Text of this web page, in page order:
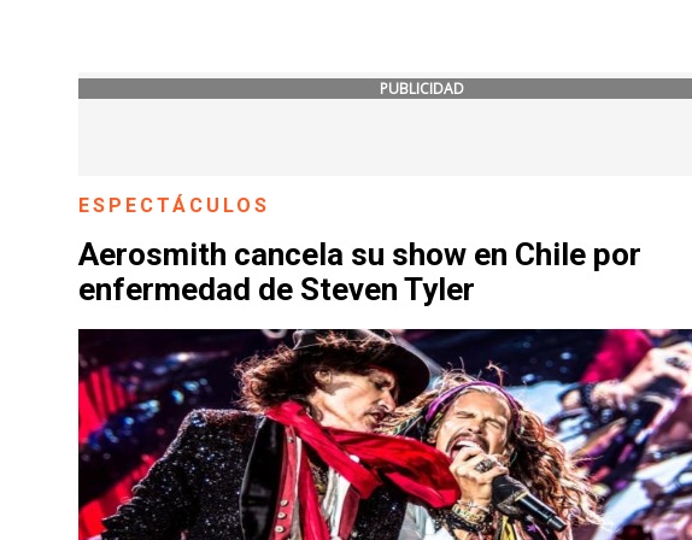
PUBLICIDAD
ESPECTÁCULOS
Aerosmith cancela su show en Chile por
enfermedad de Steven Tyler